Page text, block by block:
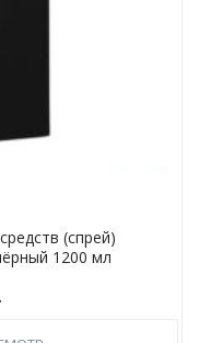
(спрей)
1200 мл